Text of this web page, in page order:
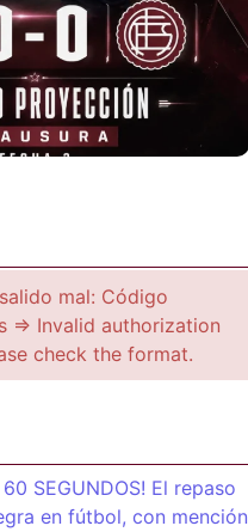
mal: Código
=> Invalid authorization
check the format.
SEGUNDOS! El repaso
en fútbol, con mención